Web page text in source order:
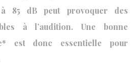
85 dB peut provoquer des
à l’audition. Une bonne
est donc essentielle pour